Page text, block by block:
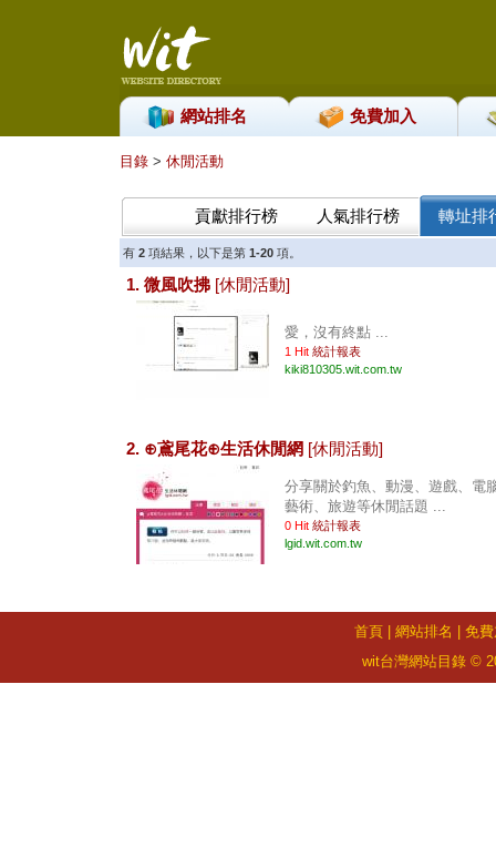
網站排名 免費加入
目錄 > 休閒活動
貢獻排行榜 人氣排行榜 轉址排
有 2 項結果，以下是第 1-20項。
1. 微風吹拂 [休閒活動]
愛，沒有終點 ...
1 Hit 統計報表
kiki810305.wit.com.tw
2. ⊕鳶尾花⊕生活休閒網 [休閒活動]
分享關於釣魚、動漫、遊戲、電
藝術、旅遊等休閒話題 ...
0 Hit 統計報表
lgid.wit.com.tw
首頁| 網站排名
免
wit台灣網站目錄 ©